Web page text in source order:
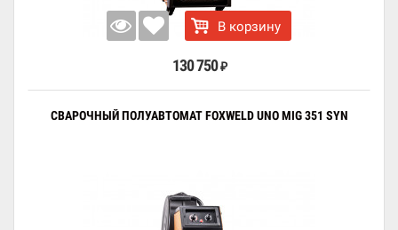
В корзину
130 750 ₽
СВАРОЧНЫЙ ПОЛУАВТОМАТ FOXWELD UNO MIG 351 SYN